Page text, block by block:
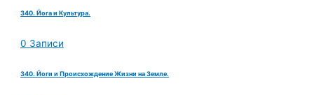
340. Йога и Культура.
0 Записи
340. Йоги и Происхождение Жизни на Земле.